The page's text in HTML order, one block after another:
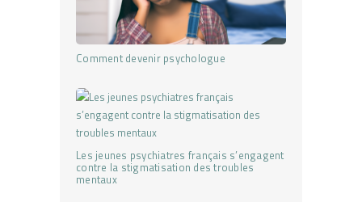
Comment devenir psychologue
Les jeunes psychiatres français s’engagent
contre la stigmatisation des troubles
mentaux